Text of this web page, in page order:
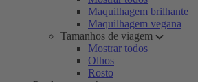
Maquilhagem brilhante
Maquilhagem vegana
Tamanhos de viagem
Mostrar todos
Olhos
Rosto